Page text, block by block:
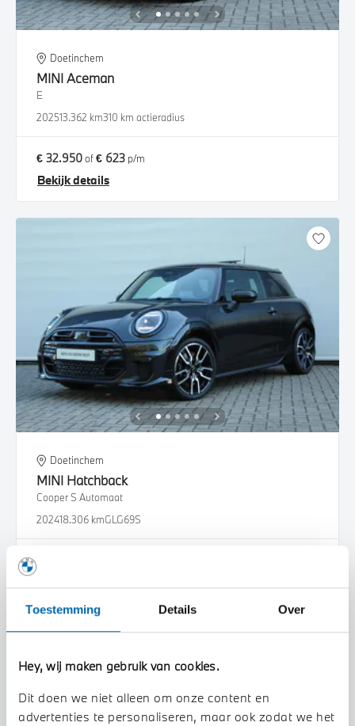
Toestemming Details Over
Hey, wij maken gebruik van cookies.
Dit doen we niet alleen om onze content en
advertenties te personaliseren, maar ook zodat we het
Doetinchem
MINIAceman
E
202513.362 km310 km actieradius
€ 32.950of€ 623 p/m
Bekijk details
Doetinchem
MINI Hatchback
Cooper S Automaat
202418.306 kmGLG69S